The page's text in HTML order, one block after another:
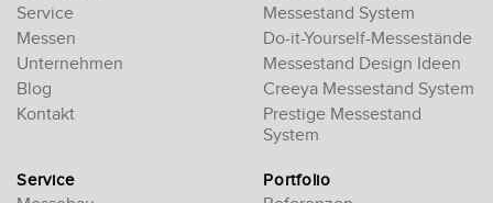
Service
Messen
Unternehmen
Blog
Kontakt
Messestand System
Do-it-Yourself-Messestände
Messestand Design Ideen
Creeya Messestand System
Prestige Messestand
System
Service Portfolio